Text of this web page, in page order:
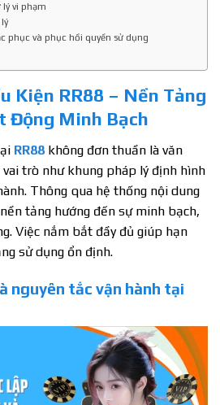
lý vi phạm
phục và phục hồi quyền sử dụng
Kiện RR88 – Nền Tảng
Động Minh Bạch
RR88 không đơn thuần là văn
trò như khung pháp lý định hình
Thông qua hệ thống nội dung
tảng hướng đến sự minh bạch,
Việc nắm bắt đầy đủ giúp hạn
sử dụng ổn định.
nguyên tắc vận hành tại